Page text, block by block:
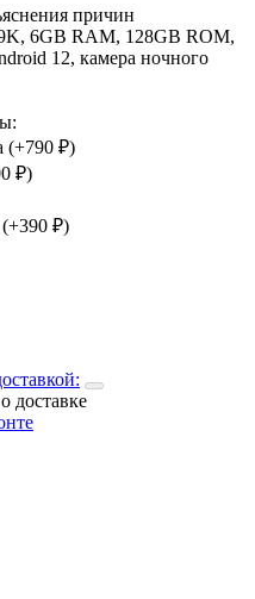
причин
6GB RAM, 128GB ROM,
12, камера ночного
(+790 ₽)
₽)
390 ₽)
доставке